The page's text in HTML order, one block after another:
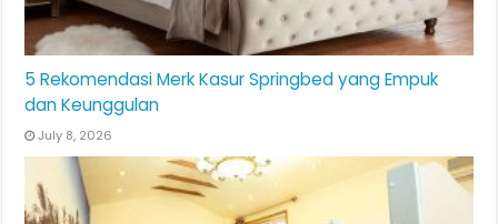
5 Rekomendasi Merk Kasur Springbed yang Empuk
dan Keunggulan
July 8, 2026